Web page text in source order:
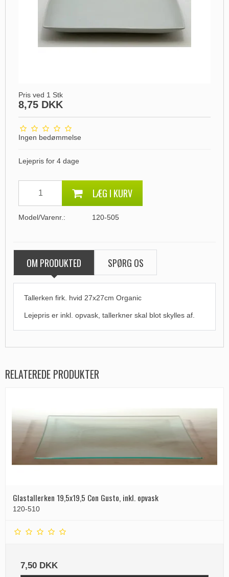
Pris ved 1 Stk
8,75 DKK
Ingen bedømmelse
Lejepris for 4 dage
LÆG I KURV
Model/Varenr.: 120-505
OM PRODUKTED SPØRG OS
Tallerken firk. hvid 27x27cm Organic
Lejepris er inkl. opvask, tallerkner skal blot skylles af.
RELATEREDE PRODUKTER
Glastallerken 19,5x19,5 Con Gusto, inkl. opvask
120-510
7,50 DKK